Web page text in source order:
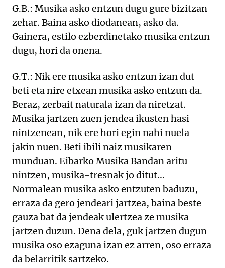
G.B.: Musika asko entzun dugu gure bizitzan
zehar. Baina asko diodanean, asko da.
Gainera, estilo ezberdinetako musika entzun
dugu, hori da onena.
G.T.: Nik ere musika asko entzun izan dut
beti eta nire etxean musika asko entzun da.
Beraz, zerbait naturala izan da niretzat.
Musika jartzen zuen jendea ikusten hasi
nintzenean, nik ere hori egin nahi nuela
jakin nuen. Beti ibili naiz musikaren
munduan. Eibarko Musika Bandan aritu
nintzen, musika-tresnak jo ditut...
Normalean musika asko entzuten baduzu,
erraza da gero jendeari jartzea, baina beste
gauza bat da jendeak ulertzea ze musika
jartzen duzun. Dena dela, guk jartzen dugun
musika oso ezaguna izan ez arren, oso erraza
da belarritik sartzeko.